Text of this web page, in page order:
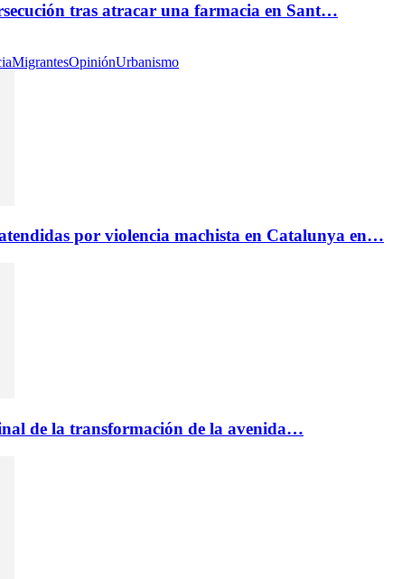
tras atracar una farmacia en Sant…
MigrantesOpiniónUrbanismo
por violencia machista en Catalunya en…
de la transformación de la avenida…